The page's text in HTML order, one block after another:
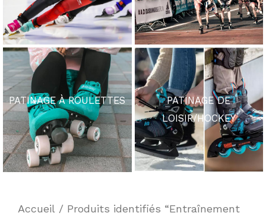
PATINAGE À ROULETTES
PATINAGE DE
LOISIR/HOCKEY
Accueil / Produits identifiés “Entraînement